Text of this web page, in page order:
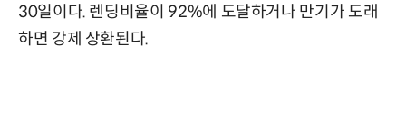
30일이다. 렌딩비율이 92%에 도달하거나 만기가 도래
하면 강제 상환된다.